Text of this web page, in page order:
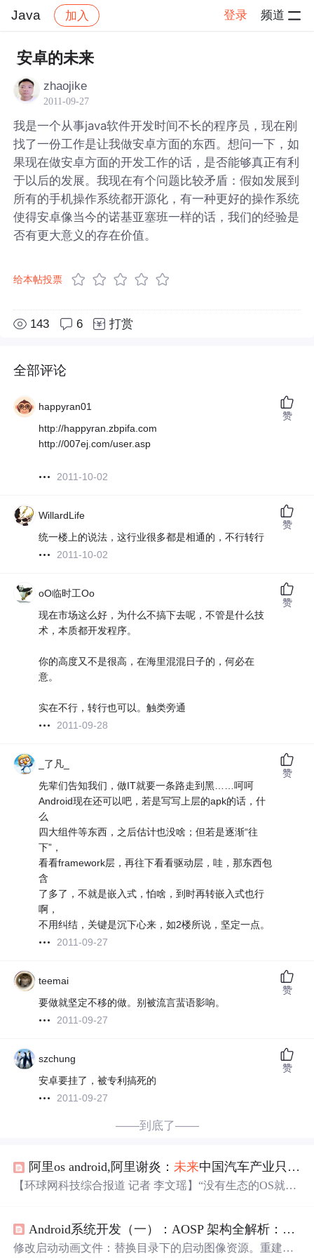
Java 加入 登录 频道
社区 Java
安卓的未来
zhaojike
2011-09-27
我是一个从事java软件开发时间不长的程序员，现在刚
找了一份工作是让我做安卓方面的东西。想问一下，如
果现在做安卓方面的开发工作的话，是否能够真正有利
于以后的发展。我现在有个问题比较矛盾：假如发展到
所有的手机操作系统都开源化，有一种更好的操作系统
使得安卓像当今的诺基亚塞班一样的话，我们的经验是
否有更大意义的存在价值。
给本帖投票
143 6 打赏
全部评论
happyran01
http://happyran.zbpifa.com
http://007ej.com/user.asp
2011-10-02
赞
WillardLife
统一楼上的说法，这行业很多都是相通的，不行转行
2011-10-02
赞
oO临时工Oo
现在市场这么好，为什么不搞下去呢，不管是什么技
术，本质都开发程序。
你的高度又不是很高，在海里混混日子的，何必在
意。
实在不行，转行也可以。触类旁通
2011-09-28
赞
_了凡_
先辈们告知我们，做IT就要一条路走到黑……呵呵
Android现在还可以吧，若是写写上层的apk的话，什
么
四大组件等东西，之后估计也没啥；但若是逐渐“往
下”，
看看framework层，再往下看看驱动层，哇，那东西包
含
了多了，不就是嵌入式，怕啥，到时再转嵌入式也行
啊，
不用纠结，关键是沉下心来，如2楼所说，坚定一点。
2011-09-27
赞
teemai
要做就坚定不移的做。别被流言蜚语影响。
2011-09-27
赞
szchung
安卓要挂了，被专利搞死的
2011-09-27
赞
——到底了——
阿里os android,阿里谢炎：未来中国汽车产业只有AliOS、
【环球网科技综合报道 记者 李文瑶】“没有生态的OS就不
车驾驶场景从底层开始自主研发的操作系统AliOS;一种是
基于 安卓等修改的其他OS。”10月29日，AliOS首席架构师
Android系统开发（一）：AOSP 架构全解析：开源拥抱
修改启动动画文件：替换目录下的启动图像资源。重建系